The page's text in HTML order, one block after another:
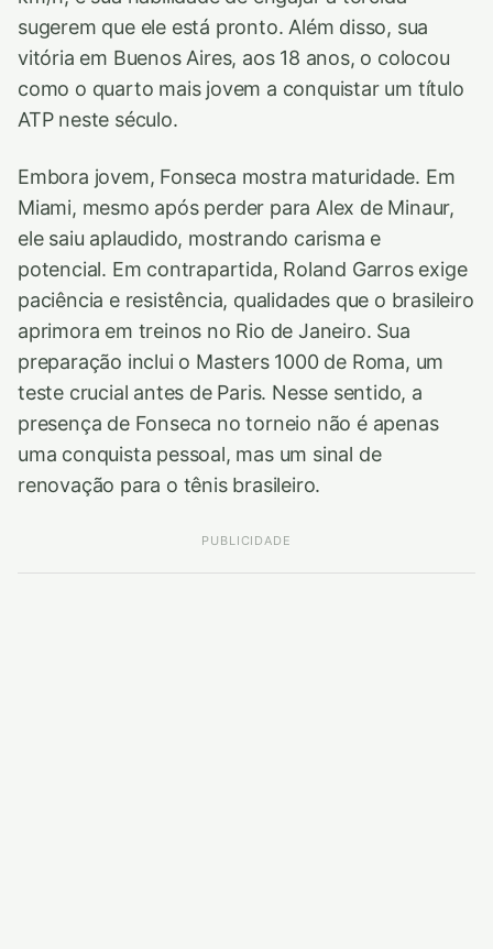
sugerem que ele está pronto. Além disso, sua
vitória em Buenos Aires, aos 18 anos, o colocou
como o quarto mais jovem a conquistar um título
ATP neste século.
Embora jovem, Fonseca mostra maturidade. Em
Miami, mesmo após perder para Alex de Minaur,
ele saiu aplaudido, mostrando carisma e
potencial. Em contrapartida, Roland Garros exige
paciência e resistência, qualidades que o brasileiro
aprimora em treinos no Rio de Janeiro. Sua
preparação inclui o Masters 1000 de Roma, um
teste crucial antes de Paris. Nesse sentido, a
presença de Fonseca no torneio não é apenas
uma conquista pessoal, mas um sinal de
renovação para o tênis brasileiro.
PUBLICIDADE